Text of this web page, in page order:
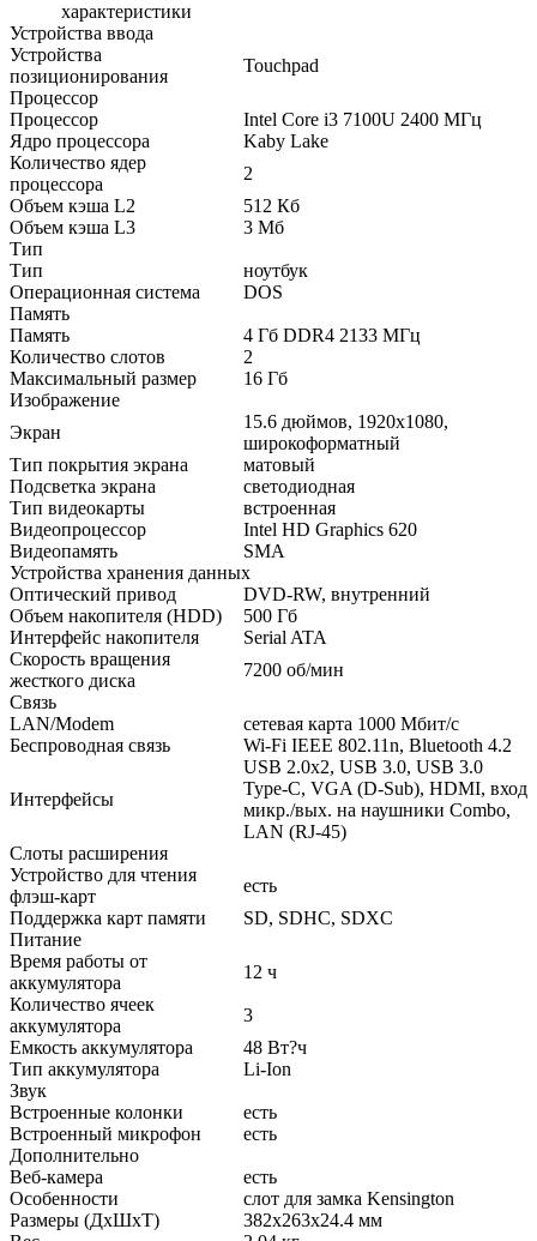
характеристики
Устройства ввода
Устройства
позиционирования
Touchpad
Процессор
Процессор
Intel Core i3 7100U 2400 МГц
Ядро процессора
Kaby Lake
Количество ядер
процессора
2
Объем кэша L2
512 Кб
Объем кэша L3
3 Мб
Тип
Тип
ноутбук
Операционная система
DOS
Память
Память
4 Гб DDR4 2133 МГц
Количество слотов
2
Максимальный размер
16 Гб
Изображение
Экран
15.6 дюймов, 1920x1080,
широкоформатный
Тип покрытия экрана
матовый
Подсветка экрана
светодиодная
Тип видеокарты
встроенная
Видеопроцессор
Intel HD Graphics 620
Видеопамять
SMA
Устройства хранения данных
Оптический привод
DVD-RW, внутренний
Объем накопителя (HDD)
500 Гб
Интерфейс накопителя
Serial ATA
Скорость вращения
жесткого диска
7200 об/мин
Связь
LAN/Modem
сетевая карта 1000 Мбит/c
Беспроводная связь
Wi-Fi IEEE 802.11n, Bluetooth 4.2
Интерфейсы
USB 2.0x2, USB 3.0, USB 3.0
Type-C, VGA (D-Sub), HDMI, вход
микр./вых. на наушники Combo,
LAN (RJ-45)
Слоты расширения
Устройство для чтения
флэш-карт
есть
Поддержка карт памяти
SD, SDHC, SDXC
Питание
Время работы от
аккумулятора
12 ч
Количество ячеек
аккумулятора
3
Емкость аккумулятора
48 Вт?ч
Тип аккумулятора
Li-Ion
Звук
Встроенные колонки
есть
Встроенный микрофон
есть
Дополнительно
Веб-камера
есть
Особенности
слот для замка Kensington
Размеры (ДхШхТ)
382x263x24.4 мм